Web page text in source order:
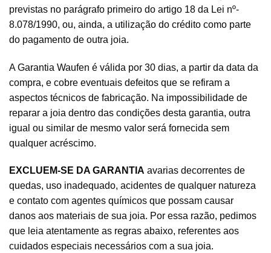
previstas no parágrafo primeiro do artigo 18 da Lei nº-
8.078/1990, ou, ainda, a utilização do crédito como parte
do pagamento de outra joia.
A Garantia Waufen é válida por 30 dias, a partir da data da
compra, e cobre eventuais defeitos que se refiram a
aspectos técnicos de fabricação. Na impossibilidade de
reparar a joia dentro das condições desta garantia, outra
igual ou similar de mesmo valor será fornecida sem
qualquer acréscimo.
EXCLUEM-SE DA GARANTIA avarias decorrentes de
quedas, uso inadequado, acidentes de qualquer natureza
e contato com agentes químicos que possam causar
danos aos materiais de sua joia. Por essa razão, pedimos
que leia atentamente as regras abaixo, referentes aos
cuidados especiais necessários com a sua joia.